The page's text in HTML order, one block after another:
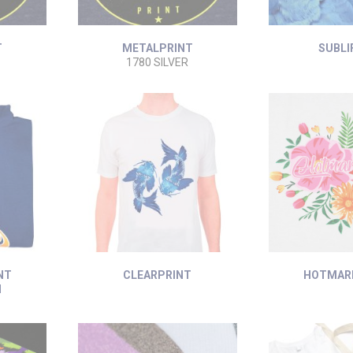
METALPRINT
1780 SILVER
CLEARPRINT